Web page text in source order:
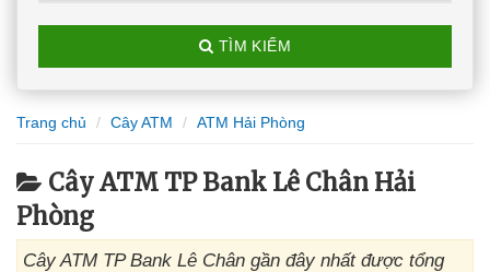
TÌM KIẾM
Trang chủ Cây ATM ATM Hải Phòng
Cây ATM TP Bank Lê Chân Hải
Phòng
Cây ATM TP Bank Lê Chân gần đây nhất được tổng